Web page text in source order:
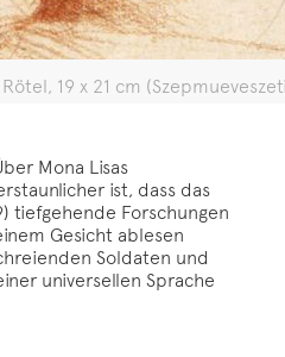
19 x 21 cm
Mona Lisas
ist, dass das
tiefgehende Forschungen
Gesicht ablesen
Soldaten und
universellen Sprache